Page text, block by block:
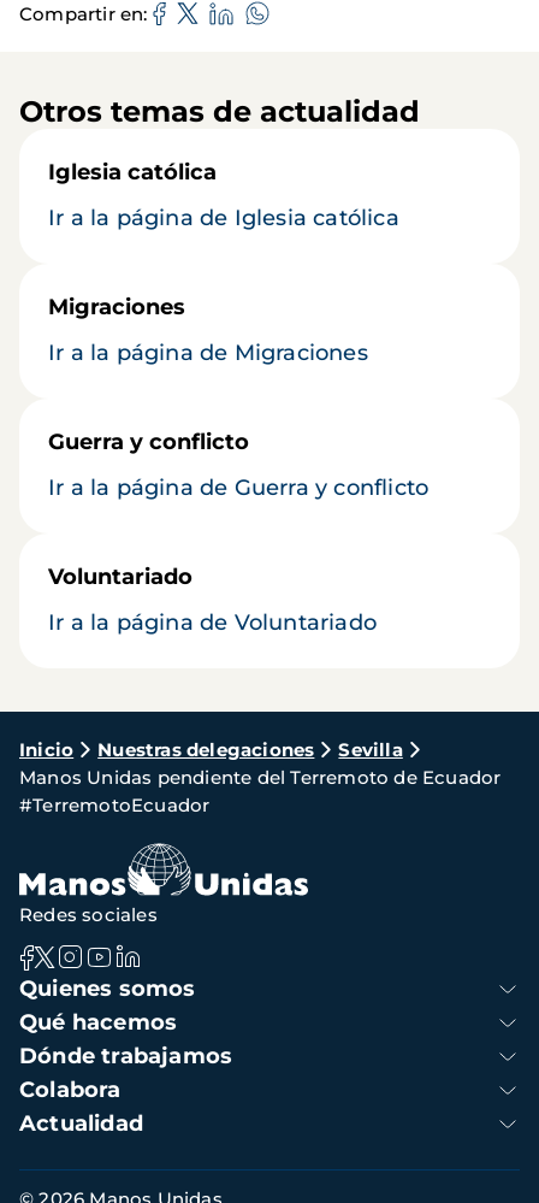
Compartir en
Otros temas de actualidad
Iglesia católica
Ir a la página de Iglesia católica
Migraciones
Ir a la página de Migraciones
Guerra y conflicto
Ir a la página de Guerra y conflicto
Voluntariado
Ir a la página de Voluntariado
Ruta
de
navegación
Inicio Nuestras delegaciones
Sevilla
Manos Unidas pendiente del Terremoto de Ecuador
#TerremotoEcuador
Navegación
principal
Quienes somos
Qué hacemos
Dónde trabajamos
Colabora
Actualidad
Redes sociales
Información